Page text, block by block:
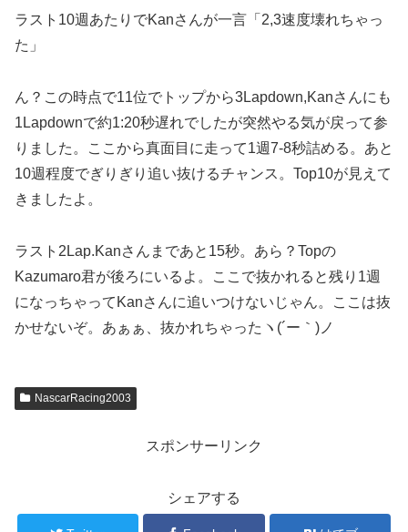
ラスト10週あたりでKanさんが一言「2,3速度壊れちゃっ
た」
ん？この時点で11位でトップから3Lapdown,Kanさんにも
1Lapdownで約1:20秒遅れでしたが突然やる気が戻って参
りました。ここから真面目に走って1週7-8秒詰める。あと
10週程度でぎりぎり追い抜けるチャンス。Top10が見えて
きましたよ。
ラスト2Lap.Kanさんまであと15秒。あら？Topの
Kazumaro君が後ろにいるよ。ここで抜かれると残り1週
になっちゃってKanさんに追いつけないじゃん。ここは抜
かせないぞ。あぁぁ、抜かれちゃったヽ(´ー｀)ノ
NascarRacing2003
スポンサーリンク
シェアする